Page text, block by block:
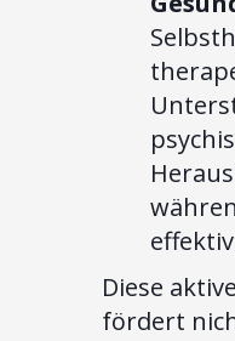
Diese
fördert